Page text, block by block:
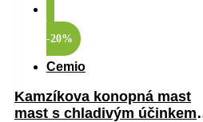
-20%
Cemio
Kamzíkova konopná mast
mast s chladivým účinkem